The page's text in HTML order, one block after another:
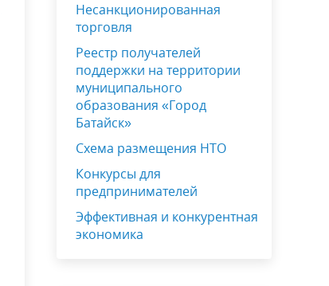
Несанкционированная
торговля
Реестр получателей
поддержки на территории
муниципального
образования «Город
Батайск»
Схема размещения НТО
Конкурсы для
предпринимателей
Эффективная и конкурентная
экономика